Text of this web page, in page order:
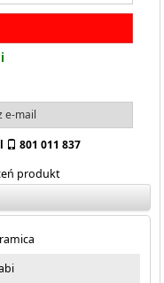
e-mail
801 011 837
produkt